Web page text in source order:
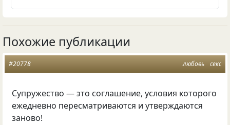
Похожие публикации
любовь секс
#20778
Супружество — это соглашение, условия которого
ежедневно пересматриваются и утверждаются
заново!